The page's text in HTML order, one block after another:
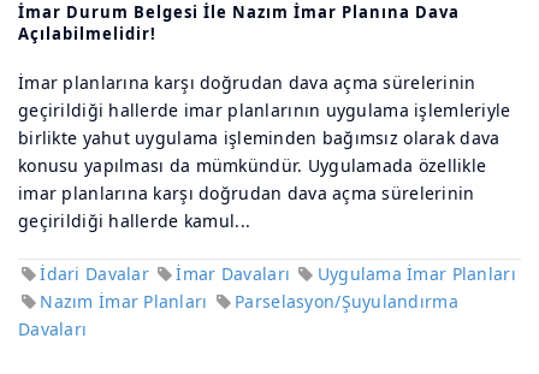
İmar Durum Belgesi İle Nazım İmar Planına Dava
Açılabilmelidir!
İmar planlarına karşı doğrudan dava açma sürelerinin
geçirildiği hallerde imar planlarının uygulama işlemleriyle
birlikte yahut uygulama işleminden bağımsız olarak dava
konusu yapılması da mümkündür. Uygulamada özellikle
imar planlarına karşı doğrudan dava açma sürelerinin
geçirildiği hallerde kamul...
İdari Davalar İmar Davaları
Uygulama İmar Planları
Nazım İmar Planları
Parselasyon/Şuyulandırma
Davaları